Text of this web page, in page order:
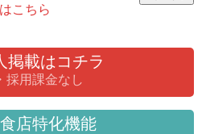
こちら
掲載はコチラ
採用課金なし
店特化機能